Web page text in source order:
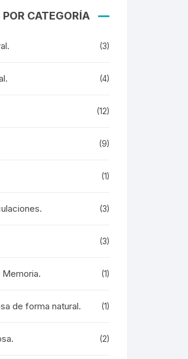
CATEGORÍA
(3)
(4)
(12)
(9)
(1)
(3)
(3)
(1)
de forma natural. (1)
(2)